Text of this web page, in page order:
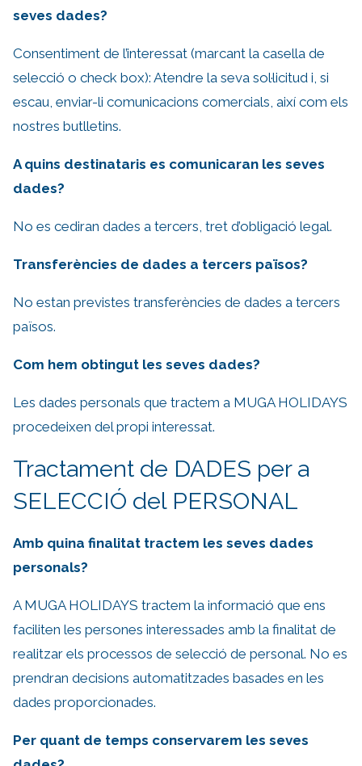
seves dades?
Consentiment de l’interessat (marcant la casella de
selecció o check box): Atendre la seva sol·licitud i, si
escau, enviar-li comunicacions comercials, així com els
nostres butlletins.
A quins destinataris es comunicaran les seves
dades?
No es cediran dades a tercers, tret d’obligació legal.
Transferències de dades a tercers països?
No estan previstes transferències de dades a tercers
països.
Com hem obtingut les seves dades?
Les dades personals que tractem a MUGA HOLIDAYS
procedeixen del propi interessat.
Tractament de DADES per a
SELECCIÓ del PERSONAL
Amb quina finalitat tractem les seves dades
personals?
A MUGA HOLIDAYS tractem la informació que ens
faciliten les persones interessades amb la finalitat de
realitzar els processos de selecció de personal. No es
prendran decisions automatitzades basades en les
dades proporcionades.
Per quant de temps conservarem les seves